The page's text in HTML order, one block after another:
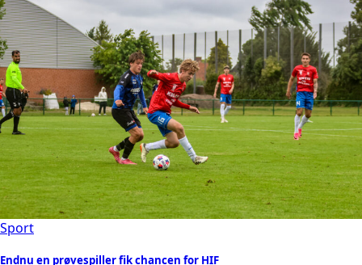
Sport
Endnu en prøvespiller fik chancen for HIF